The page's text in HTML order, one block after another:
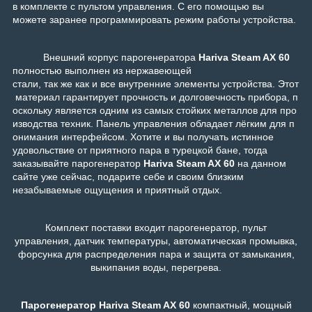
в комплекте с пультом управления. С его помощью вы
можете заранее программировать режим работы устройства.
Внешний корпус парогенератора Hariva Steam AX 60
полностью выполнен из нержавеющей
стали, так же как и все внутренние элементы устройства. Этот
материал гарантирует прочность и долговечность прибора, п
оскольку является одним из самых стойких металлов для про
изводства техник. Панель управления обладает лёгким для п
онимания интерфейсом. Хотите и вы получать истинное
удовольствие от приятного пара в турецкой бане, тогда
заказывайте парогенератор Hariva Steam AX 60 на данном
сайте уже сейчас, подарите себе и своим близким
незабываемые ощущения и приятный отдых.
Комплект поставки входит парогенератор, пульт
управления, датчик температуры, автоматическая промывка,
форсунка для распределения пара и защита от замыкания,
выкипания воды, перегрева.
Парогенератор Hariva Steam AX 60компактный, мощный